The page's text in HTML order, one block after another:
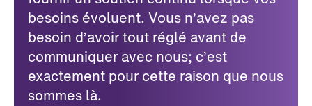
besoins évoluent. Vous n’avez pas
besoin d’avoir tout réglé avant de
communiquer avec nous; c’est
exactement pour cette raison que nous
sommes là.